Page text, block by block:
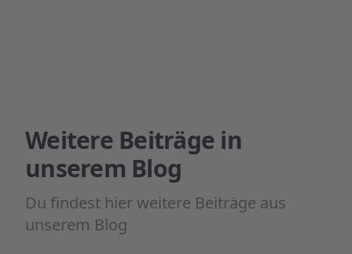
Weitere Beiträge in
unserem Blog
Du findest hier weitere Beiträge aus
unserem Blog